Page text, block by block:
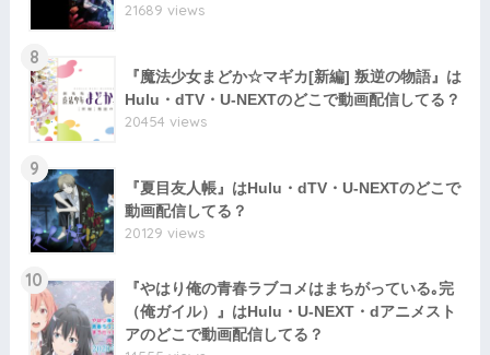
21689 views
8
『魔法少女まどか☆マギカ[新編] 叛逆の物語』は
Hulu・dTV・U-NEXTのどこで動画配信してる？
20454 views
9
『夏目友人帳』はHulu・dTV・U-NEXTのどこで
動画配信してる？
20129 views
10
『やはり俺の青春ラブコメはまちがっている｡完
（俺ガイル）』はHulu・U-NEXT・dアニメスト
アのどこで動画配信してる？